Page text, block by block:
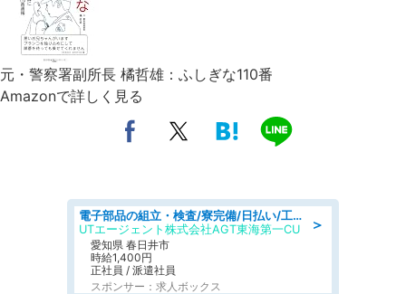
元・警察署副所長 橘哲雄：ふしぎな110番
Amazonで詳しく見る
＞
電子部品の組立・検査/寮完備/日払い/工場・製造
UTエージェント株式会社AGT東海第一CU
愛知県 春日井市
時給1,400円
正社員 / 派遣社員
スポンサー：求人ボックス